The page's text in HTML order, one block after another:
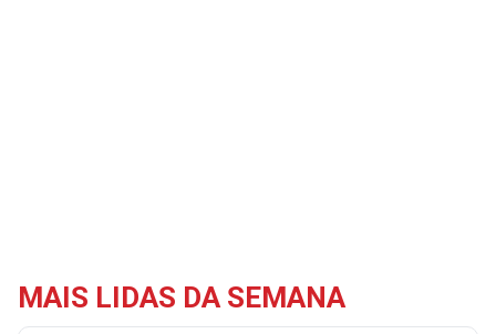
MAIS LIDAS DA SEMANA